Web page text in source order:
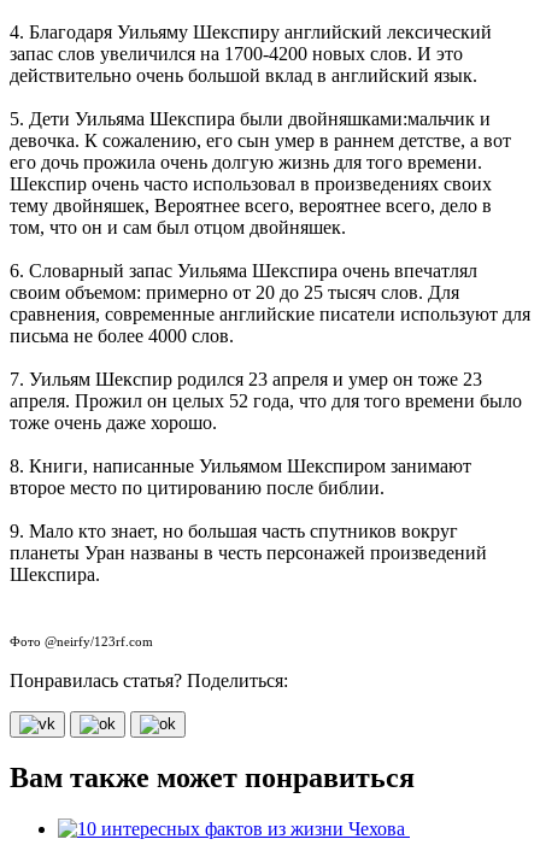
4. Благодаря Уильяму Шекспиру английский лексический
запас слов увеличился на 1700-4200 новых слов. И это
действительно очень большой вклад в английский язык.
5. Дети Уильяма Шекспира были двойняшками:мальчик и
девочка. К сожалению, его сын умер в раннем детстве, а вот
его дочь прожила очень долгую жизнь для того времени.
Шекспир очень часто использовал в произведениях своих
тему двойняшек, Вероятнее всего, вероятнее всего, дело в
том, что он и сам был отцом двойняшек.
6. Словарный запас Уильяма Шекспира очень впечатлял
своим объемом: примерно от 20 до 25 тысяч слов. Для
сравнения, современные английские писатели используют для
письма не более 4000 слов.
7. Уильям Шекспир родился 23 апреля и умер он тоже 23
апреля. Прожил он целых 52 года, что для того времени было
тоже очень даже хорошо.
8. Книги, написанные Уильямом Шекспиром занимают
второе место по цитированию после библии.
9. Мало кто знает, но большая часть спутников вокруг
планеты Уран названы в честь персонажей произведений
Шекспира.
Фото @neirfy/123rf.com
Понравилась статья? Поделиться:
Вам также может понравиться